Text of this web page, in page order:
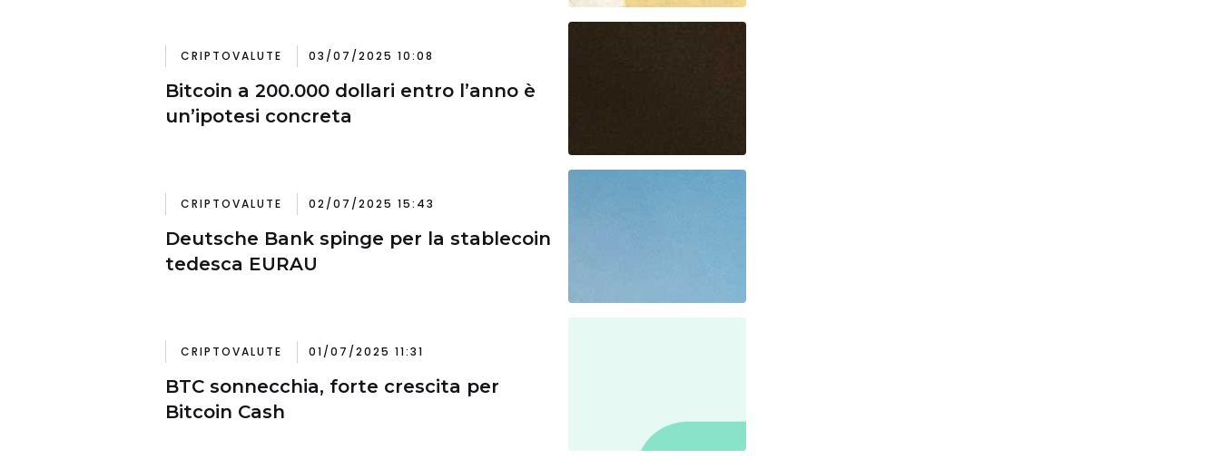
CRIPTOVALUTE 03/07/2025 10:08
Bitcoin a 200.000 dollari entro l’anno è
un’ipotesi concreta
CRIPTOVALUTE 02/07/2025 15:43
Deutsche Bank spinge per la stablecoin
tedesca EURAU
CRIPTOVALUTE 01/07/2025 11:31
BTC sonnecchia, forte crescita per
Bitcoin Cash